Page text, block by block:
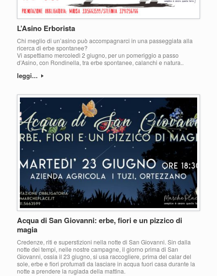
L’Asino Erborista
Chi meglio di un’asino può accompagnarci in una passeggiata alla
ricerca di erbe spontanee?
Vi aspettiamo mercoledì 2 giugno, per un pomeriggio a passo
d’Asino, con Rondinella, tra erbe spontanee, calanchi e natura..
leggi...
Acqua di San Giovanni: erbe, fiori e un pizzico di
magia
Credenze, riti e superstizioni nella notte di San Giovanni. Sin dalla
notte dei tempi, nelle nostre campagne, il giorno prima di San
Giovanni, ossia il 23 giugno, si usa raccogliere, prima del calar del
sole, erbe e fiori profumati da lasciare in acqua fuori casa durante la
notte a prendere la rugiada della mattina.